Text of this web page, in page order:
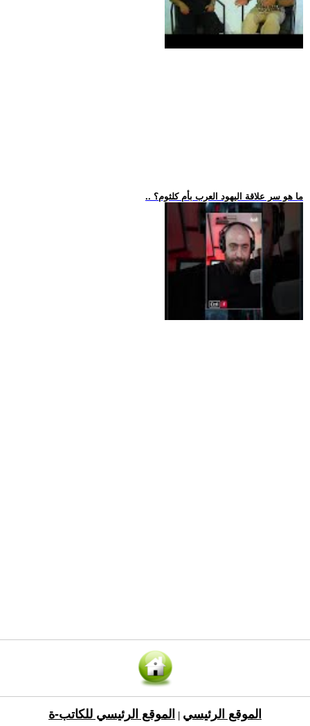
.. ما هو سر علاقة اليهود العرب بأم كلثوم؟
الموقع الرئيسي الموقع الرئيسي للكاتب-ة